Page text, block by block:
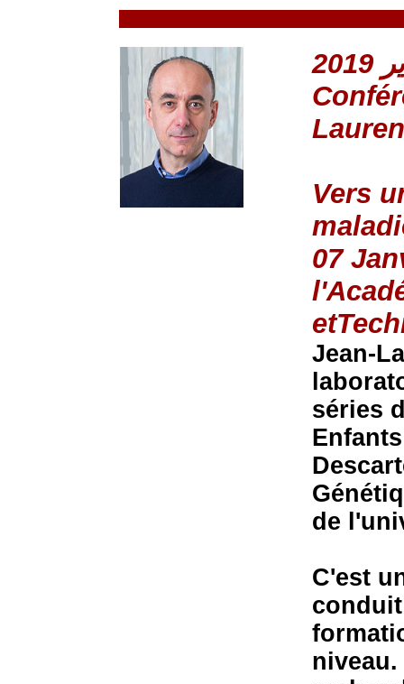
Vers
07
Jean-
séries
de
C'est